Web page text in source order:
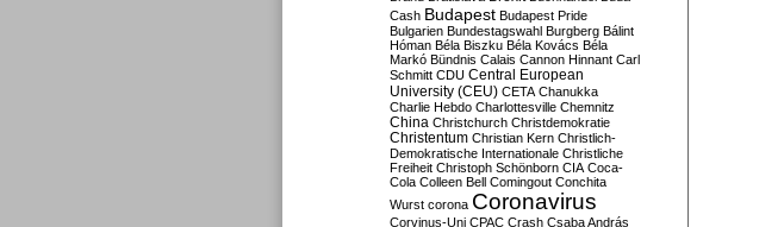
Cash Budapest Budapest Pride
Bulgarien Bundestagswahl Burgberg Bálint
Hóman Béla Biszku Béla Kovács Béla
Markó Bündnis Calais Cannon Hinnant Carl
Schmitt CDU Central European
University (CEU) CETA Chanukka
Charlie Hebdo Charlottesville Chemnitz
China Christchurch Christdemokratie
Christentum Christian Kern Christlich-
Demokratische Internationale Christliche
Freiheit Christoph Schönborn CIA Coca-
Cola Colleen Bell Comingout Conchita
Wurst corona Coronavirus
Corvinus-Uni CPAC Crash Csaba András